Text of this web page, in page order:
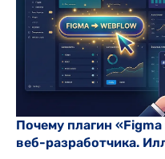
Почему плагин
веб-разработчика.